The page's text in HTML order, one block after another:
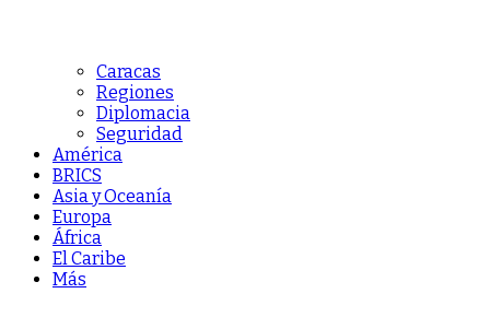
Caracas
Regiones
Diplomacia
Seguridad
América
BRICS
Asia y Oceanía
Europa
África
El Caribe
Más